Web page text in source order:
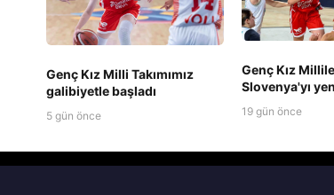
Genç Kız Milli Takımımız
galibiyetle başladı
5 gün önce
Genç Kız
Slovenya'yı
19 gün önce